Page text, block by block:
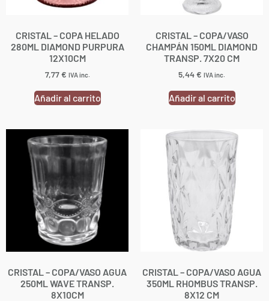
CRISTAL – COPA HELADO
280ML DIAMOND PURPURA
12X10CM
7,77€ IVA inc.
Añadir al carrito
CRISTAL – COPA/VASO
CHAMPÁN 150ML DIAMOND
TRANSP. 7X20 CM
5,44€ IVA inc.
Añadir al carrito
CRISTAL – COPA/VASO AGUA
250ML WAVE TRANSP.
8X10CM
CRISTAL – COPA/VASO AGUA
350ML RHOMBUS TRANSP.
8X12 CM